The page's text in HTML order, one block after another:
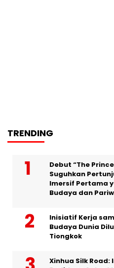
TRENDING
Debut “The
Suguhkan
Imersif Pertama
Budaya dan
Inisiatif Kerja
Budaya Dunia
Tiongkok
Xinhua Silk